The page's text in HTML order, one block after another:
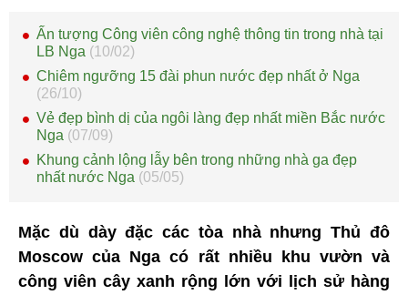
Ấn tượng Công viên công nghệ thông tin trong nhà tại
LB Nga (10/02)
Chiêm ngưỡng 15 đài phun nước đẹp nhất ở Nga
(26/10)
Vẻ đẹp bình dị của ngôi làng đẹp nhất miền Bắc nước
Nga (07/09)
Khung cảnh lộng lẫy bên trong những nhà ga đẹp
nhất nước Nga (05/05)
Mặc dù dày đặc các tòa nhà nhưng Thủ đô
Moscow của Nga có rất nhiều khu vườn và
công viên cây xanh rộng lớn với lịch sử hàng